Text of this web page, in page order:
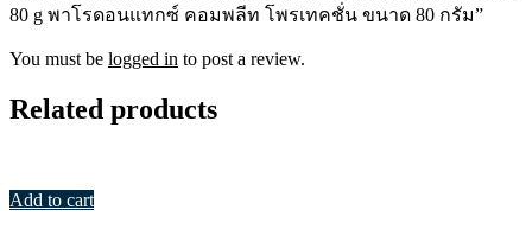
80 g พาโรดอนแทกซ์ คอมพลีท โพรเทคชั่น ขนาด 80 กรัม”
You must be logged in to post a review.
Related products
Add to cart